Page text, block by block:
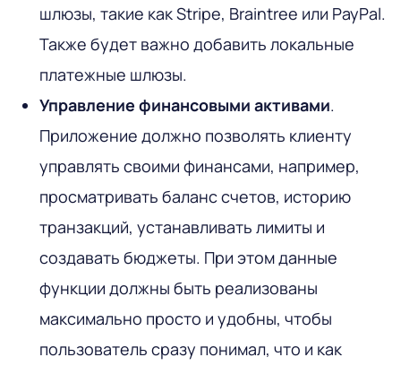
шлюзы, такие как Stripe, Braintree или PayPal.
Также будет важно добавить локальные
платежные шлюзы.
Управление финансовыми активами.
Приложение должно позволять клиенту
управлять своими финансами, например,
просматривать баланс счетов, историю
транзакций, устанавливать лимиты и
создавать бюджеты. При этом данные
функции должны быть реализованы
максимально просто и удобны, чтобы
пользователь сразу понимал, что и как